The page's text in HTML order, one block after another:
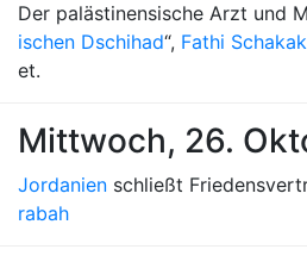
Der palästinensische Arzt und
ischen Dschihad“, Fathi
et.
Mittwoch, 26.
Jordanien schließt
rabah